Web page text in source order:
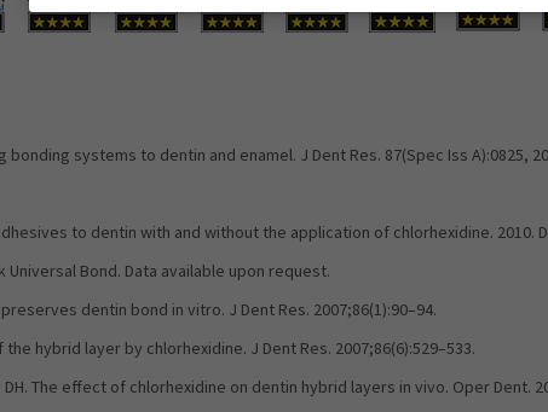
systems to dentin and enamel. J Dent Res. 87(Spec Iss A):0825,
to dentin with and without the application of chlorhexidine. 2010.
Bond. Data available upon request.
dentin bond in vitro. J Dent Res. 2007;86(1):90–94.
hybrid layer by chlorhexidine. J Dent Res. 2007;86(6):529–533.
The effect of chlorhexidine on dentin hybrid layers in vivo. Oper Dent.